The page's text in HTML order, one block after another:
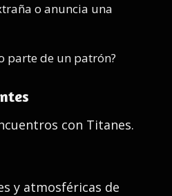
o anuncia una
parte de un patrón?
con Titanes.
y atmosféricas de